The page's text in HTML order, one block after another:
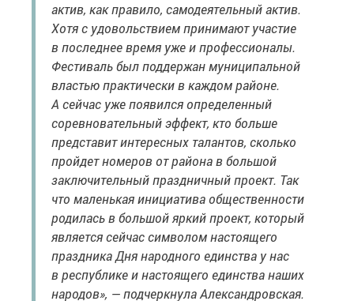
актив, как правило, самодеятельный актив.
Хотя с удовольствием принимают участие
в последнее время уже и профессионалы.
Фестиваль был поддержан муниципальной
властью практически в каждом районе.
А сейчас уже появился определенный
соревновательный эффект, кто больше
представит интересных талантов, сколько
пройдет номеров от района в большой
заключительный праздничный проект. Так
что маленькая инициатива общественности
родилась в большой яркий проект, который
является сейчас символом настоящего
праздника Дня народного единства у нас
в республике и настоящего единства наших
народов», — подчеркнула Александровская.